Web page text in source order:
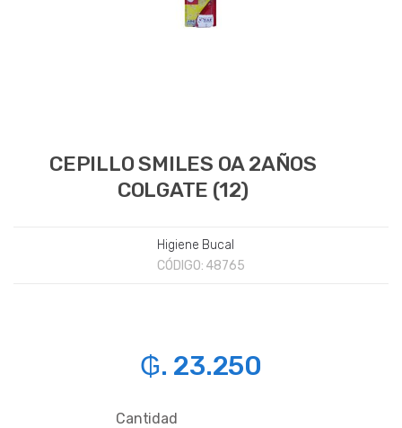
CEPILLO SMILES OA 2AÑOS
COLGATE (12)
Higiene Bucal
CÓDIGO: 48765
₲. 23.250
Cantidad